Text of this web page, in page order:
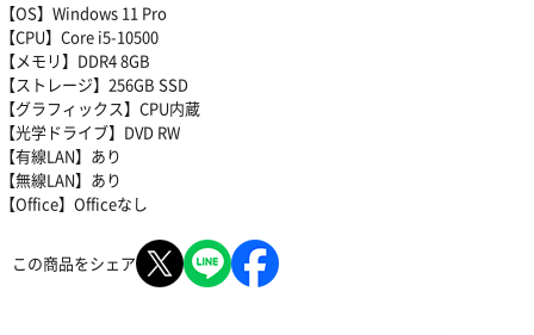
【OS】Windows 11 Pro
【CPU】Core i5-10500
【メモリ】DDR4 8GB
【ストレージ】256GB SSD
【グラフィックス】CPU内蔵
【光学ドライブ】DVD RW
【有線LAN】あり
【無線LAN】あり
【Office】Officeなし
この商品をシェア